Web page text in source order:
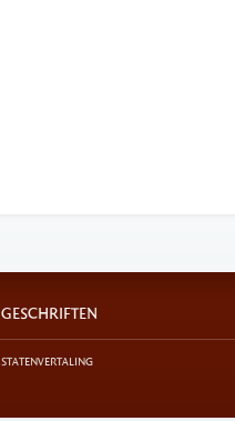
GESCHRIFTEN
STATENVERTALING